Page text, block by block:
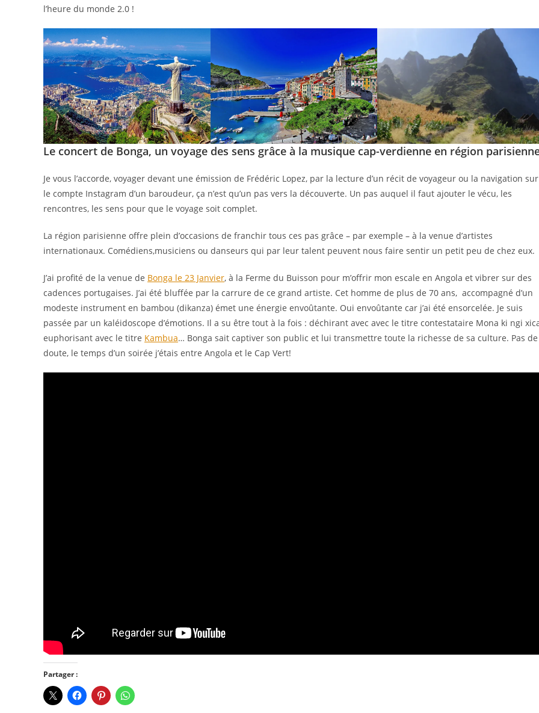
l’heure du monde 2.0 !
Le concert de Bonga, un voyage des sens grâce à la musique cap-verdienne en région
Je vous l’accorde, voyager devant une émission de Frédéric Lopez, par la lecture d’un récit de voyageur ou la navigation sur
le compte Instagram d’un baroudeur, ça n’est qu’un pas vers la découverte. Un pas auquel il faut ajouter le vécu, les
rencontres, les sens pour que le voyage soit complet.
La région parisienne offre plein d’occasions de franchir tous ces pas grâce – par exemple – à la venue d’artistes
internationaux. Comédiens,musiciens ou danseurs qui par leur talent peuvent nous faire sentir un petit peu de chez eux.
J’ai profité de la venue de Bonga le 23 Janvier, à la Ferme du Buisson pour m’offrir mon escale en Angola et vibrer sur des
cadences portugaises. J’ai été bluffée par la carrure de ce grand artiste. Cet homme de plus de 70 ans, accompagné d’un
modeste instrument en bambou (dikanza) émet une énergie envoûtante. Oui envoûtante car j’ai été ensorcelée. Je suis
passée par un kaléidoscope d’émotions. Il a su être tout à la fois : déchirant avec avec le titre contestataire Mona ki ngi
euphorisant avec le titre Kambua… Bonga sait captiver son public et lui transmettre toute la richesse de sa culture. Pas de
doute, le temps d’un soirée j’étais entre Angola et le Cap Vert!
Partager :